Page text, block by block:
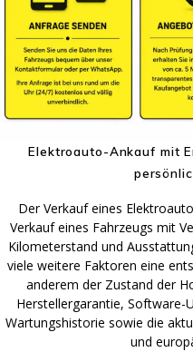
Elektroauto-Ankauf mit
Der Verkauf eines
Verkauf eines Fahrzeugs mit
Kilometerstand und
viele weitere Faktoren eine
anderem der Zustand der
Herstellergarantie, Software-
Wartungshistorie sowie die
und